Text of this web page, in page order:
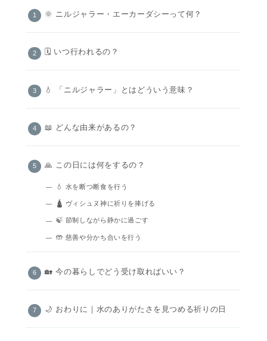
🌞 ニルジャラー・エーカーダシーって何？
🗓️ いつ行われるの？
💧 「ニルジャラー」とはどういう意味？
📖 どんな由来があるの？
🙏 この日には何をするの？
💧 水を断つ断食を行う
🛕 ヴィシュヌ神に祈りを捧げる
🍃 節制しながら静かに過ごす
🤲 慈善や分かち合いを行う
🏡 今の暮らしでどう受け取ればいい？
🌙 おわりに｜水のありがたさを見つめる祈りの日